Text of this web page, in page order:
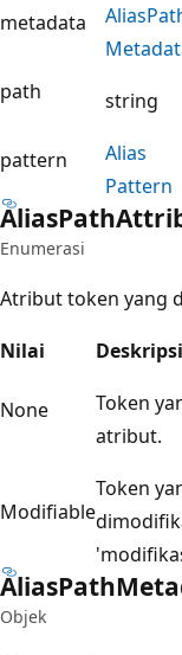
metadata Alias
path
string
pattern
Alias
Pattern
AliasPath
Enumerasi
Atribut token yang
Nilai
Deskripsi
None
Token
atribut.
Modifiable
Token
AliasPath
Objek